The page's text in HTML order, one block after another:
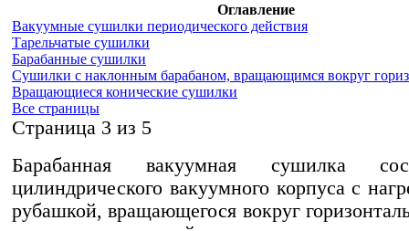
Оглавление
Вакуумные сушилки периодического действия
Тарельчатые сушилки
Барабанные сушилки
Сушилки с наклонным барабаном, вращающимся вокруг
Вращающиеся конические сушилки
Все страницы
Cтраница 3 из 5
Барабанная вакуумная сушилка
цилиндрического вакуумного корпуса с
рубашкой, вращающегося вокруг